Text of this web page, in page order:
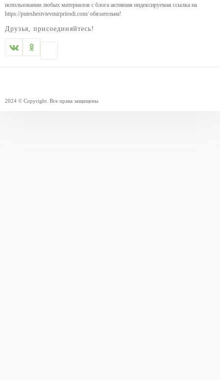
использовании любых материалов с блога активная индексируемая ссылка на
https://puteshestvievmirprirodi.com/ обязательна!
Друзья, присоединяйтесь!
2024 © Copyright. Все права защищены